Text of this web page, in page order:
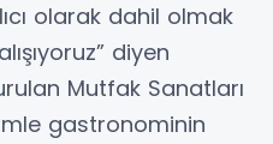
olarak dahil olmak
diyen
Mutfak Sanatları
gastronominin